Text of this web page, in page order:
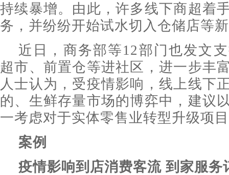
持续暴增。由此，许多线下商超着
务，并纷纷开始试水切入仓储店等
近日，商务部等12部门也发文
超市、前置仓等进社区，进一步丰
人士认为，受疫情影响，线上线下
的、生鲜存量市场的博弈中，建议
一考虑对于实体零售业转型升级项
案例
疫情影响到店消费客流 到家服务